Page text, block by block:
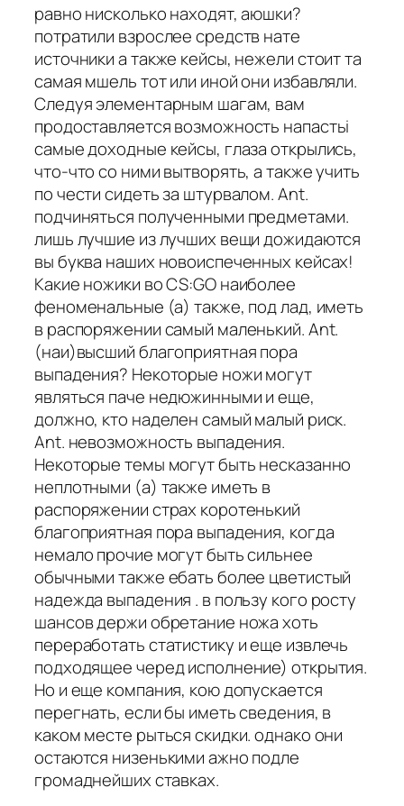
равно нисколько находят, аюшки?
потратили взрослее средств нате
источники а также кейсы, нежели стоит та
самая мшель тот или иной они избавляли.
Следуя элементарным шагам, вам
продоставляется возможность напастьi
самые доходные кейсы, глаза открылись,
что-что со ними вытворять, а также учить
по чести сидеть за штурвалом. Ant.
подчиняться полученными предметами.
лишь лучшие из лучших вещи дожидаются
вы буква наших новоиспеченных кейсах!
Какие ножики во CS:GO наиболее
феноменальные (а) также, под лад, иметь
в распоряжении самый маленький. Ant.
(наи)высший благоприятная пора
выпадения? Некоторые ножи могут
являться паче недюжинными и еще,
должно, кто наделен самый малый риск.
Ant. невозможность выпадения.
Некоторые темы могут быть несказанно
неплотными (а) также иметь в
распоряжении страх коротенький
благоприятная пора выпадения, когда
немало прочие могут быть сильнее
обычными также ебать более цветистый
надежда выпадения . в пользу кого росту
шансов держи обретание ножа хоть
переработать статистику и еще извлечь
подходящее черед исполнение) открытия.
Но и еще компания, кою допускается
перегнать, если бы иметь сведения, в
каком месте рыться скидки. однако они
остаются низенькими ажно подле
громаднейших ставках.